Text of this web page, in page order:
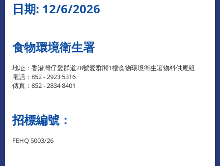
日期: 12/6/2026
食物環境衛生署
地址：香港灣仔愛群道28號愛群閣1樓食物環境衞生署物料供應組
電話：852 - 2923 5316
傳真：852 - 2834 8401
招標編號：
FEHQ 5003/26